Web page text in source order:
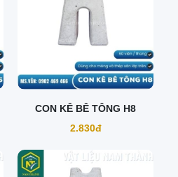
CON KÊ BÊ TÔNG H8
2.830đ